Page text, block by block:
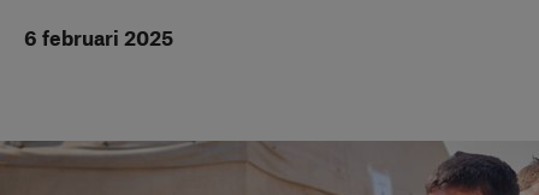
6 februari 2025